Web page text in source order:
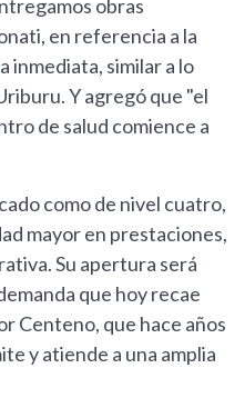
obras
en referencia a la
inmediata, similar a lo
Y agregó que "el
de salud comience a
como de nivel cuatro,
mayor en prestaciones,
Su apertura será
que hoy recae
Centeno, que hace años
y atiende a una amplia